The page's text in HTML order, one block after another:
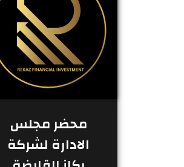
محضر مجلس
الادارة لشركة